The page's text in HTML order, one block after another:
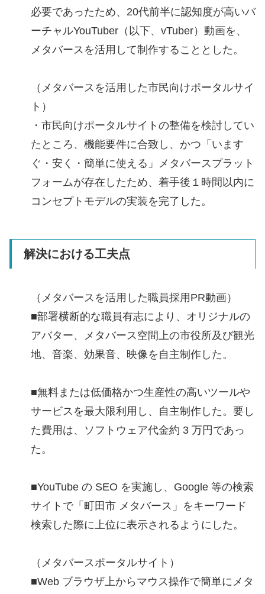
必要であったため、20代前半に認知度が高いバ
ーチャルYouTuber（以下、vTuber）動画を、
メタバースを活用して制作することとした。
（メタバースを活用した市民向けポータルサイ
ト）
・市民向けポータルサイトの整備を検討してい
たところ、機能要件に合致し、かつ「います
ぐ・安く・簡単に使える」メタバースプラット
フォームが存在したため、着手後１時間以内に
コンセプトモデルの実装を完了した。
解決における工夫点
（メタバースを活用した職員採用PR動画）
■部署横断的な職員有志により、オリジナルの
アバター、メタバース空間上の市役所及び観光
地、音楽、効果音、映像を自主制作した。
■無料または低価格かつ生産性の高いツールや
サービスを最大限利用し、自主制作した。要し
た費用は、ソフトウェア代金約 3 万円であっ
た。
■YouTube の SEO を実施し、Google 等の検索
サイトで「町田市 メタバース」をキーワード
検索した際に上位に表示されるようにした。
（メタバースポータルサイト）
■Web ブラウザ上からマウス操作で簡単にメタ